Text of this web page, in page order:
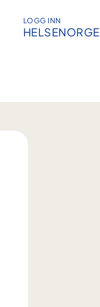
LOGG INN
HELSENORGE